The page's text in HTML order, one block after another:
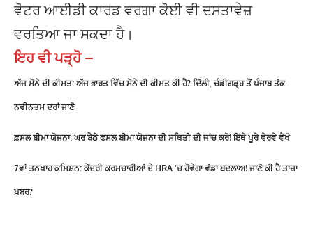
ਵੋਟਰ ਆਈਡੀ ਕਾਰਡ ਵਰਗਾ ਕੋਈ ਵੀ ਦਸਤਾਵੇਜ਼
ਵਰਤਿਆ ਜਾ ਸਕਦਾ ਹੈ।
ਇਹ ਵੀ ਪੜ੍ਹੋ –
ਅੱਜ ਸੋਨੇ ਦੀ ਕੀਮਤ: ਅੱਜ ਭਾਰਤ ਵਿੱਚ ਸੋਨੇ ਦੀ ਕੀਮਤ ਕੀ ਹੈ? ਦਿੱਲੀ, ਚੰਡੀਗੜ੍ਹ ਤੋਂ ਪੰਜਾਬ ਤੱਕ
ਨਵੀਨਤਮ ਦਰਾਂ ਜਾਣੋ
ਫ਼ਸਲ ਬੀਮਾ ਯੋਜਨਾ: ਘਰ ਬੈਠੇ ਫਸਲ ਬੀਮਾ ਯੋਜਨਾ ਦੀ ਸਥਿਤੀ ਦੀ ਜਾਂਚ ਕਰੋ! ਇੱਥੇ ਪੂਰੇ ਵੇਰਵੇ ਵੇਖੋ
7ਵਾਂ ਤਨਖਾਹ ਕਮਿਸ਼ਨ: ਕੇਂਦਰੀ ਕਰਮਚਾਰੀਆਂ ਦੇ HRA ‘ਚ ਹੋਵੇਗਾ ਵੱਡਾ ਬਦਲਾਅ! ਜਾਣੋ ਕੀ ਹੈ ਤਾਜ਼ਾ
ਖ਼ਬਰ?